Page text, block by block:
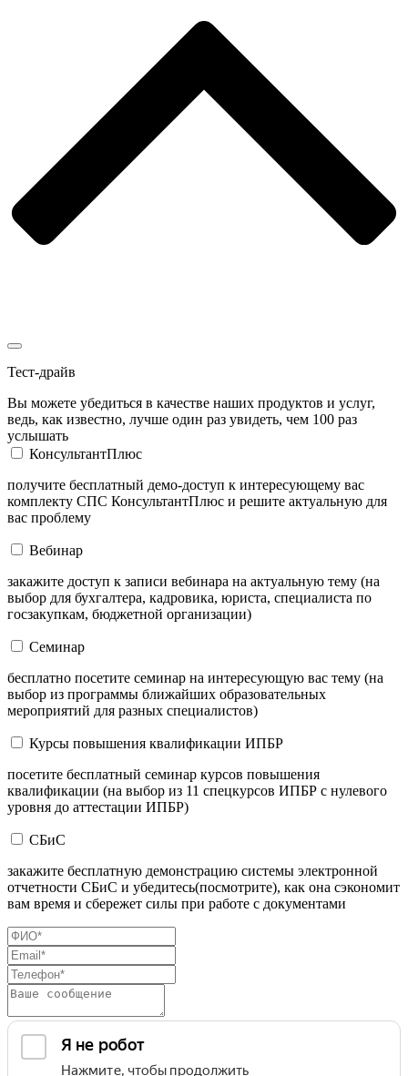
Тест-драйв
Вы можете убедиться в качестве наших продуктов и услуг,
ведь, как известно, лучше один раз увидеть, чем 100 раз
услышать
КонсультантПлюс
получите бесплатный демо-доступ к интересующему вас
комплекту СПС КонсультантПлюс и решите актуальную для
вас проблему
Вебинар
закажите доступ к записи вебинара на актуальную тему (на
выбор для бухгалтера, кадровика, юриста, специалиста по
госзакупкам, бюджетной организации)
Семинар
бесплатно посетите семинар на интересующую вас тему (на
выбор из программы ближайших образовательных
мероприятий для разных специалистов)
Курсы повышения квалификации ИПБР
посетите бесплатный семинар курсов повышения
квалификации (на выбор из 11 спецкурсов ИПБР с нулевого
уровня до аттестации ИПБР)
СБиС
закажите бесплатную демонстрацию системы электронной
отчетности СБиС и убедитесь(посмотрите), как она сэкономит
вам время и сбережет силы при работе с документами